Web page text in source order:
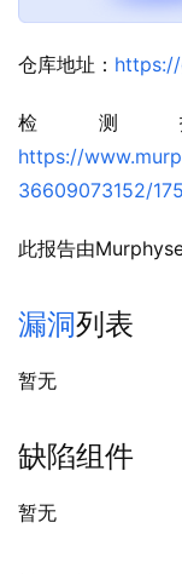
仓库地址：
检测
https://
36609073152/
此报告由
漏洞列表
暂无
缺陷组件
暂无